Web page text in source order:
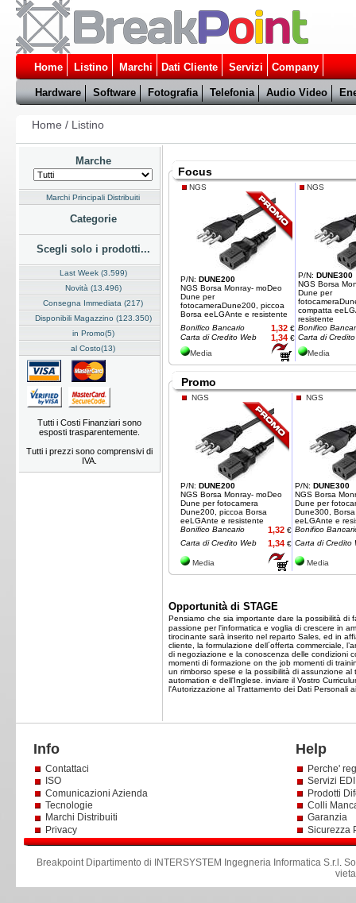
Home Listino Marchi Dati Cliente Servizi Company
Hardware Software Fotografia Telefonia Audio Video
Home / Listino
Marche
Marchi Principali Distribuiti
Categorie
Scegli solo i prodotti...
Last Week (3.599)
Novità (13.496)
Consegna Immediata (217)
Disponibili Magazzino (123.350)
in Promo(5)
al Costo(13)
Tutti i Costi Finanziari sono
esposti trasparentemente.
Tutti i prezzi sono comprensivi di
IVA.
Focus
NGS NGS
P/N: DUNE200
NGS Borsa Monray- moDeo
Dune per
fotocameraDune200, piccoa
Borsa eeLGAnte e resistente
P/N: DUNE300
NGS Borsa
Dune per
compatta
resistente
Bonifico Bancario
1,32€ Bonifico
Carta di Credito Web
1,34€ Carta di
Media
Media
Promo
NGS NGS
P/N: DUNE200
NGS Borsa Monray- moDeo
Dune per fotocamera
Dune200, piccoa Borsa
eeLGAnte e resistente
P/N: DUNE300
NGS Borsa
Dune per
Dune300,
eeLGAnte e
Bonifico Bancario
1,32€ Bonifico
Carta di Credito Web
1,34€ Carta di Credito
Media Media
Opportunità di STAGE
Pensiamo che sia importante dare la possibilità
passione per l'informatica e voglia di crescere in
tirocinante sarà inserito nel reparto Sales, ed in
cliente, la formulazione dell´offerta commerciale,
di negoziazione e la conoscenza delle condizioni
momenti di formazione on the job momenti di
un rimborso spese e la possibilità di assunzione
automation e dell'Inglese. inviare il Vostro
l'Autorizzazione al Trattamento dei Dati Personali
Info Help
Contattaci
ISO
Comunicazioni Azienda
Tecnologie
Marchi Distribuiti
Privacy
Perche'
Servizi
Prodotti
Colli
Garanzia
Sicurezza
Breakpoint Dipartimento di INTERSYSTEM Ingegneria Informatica S.r.l .